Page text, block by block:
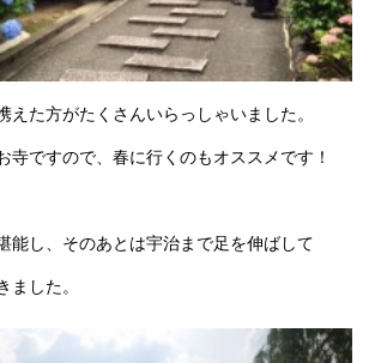
えた方がたくさんいらっしゃいました。
寺ですので、春に行くのもオススメです！
能し、そのあとは宇治まで足を伸ばして
ました。